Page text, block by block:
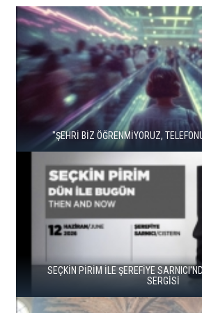
"ŞEHRİ BİZ ÖĞRENMİYORUZ,
SEÇKİN PİRİM İLE ŞEREFİYE
SERGİSİ